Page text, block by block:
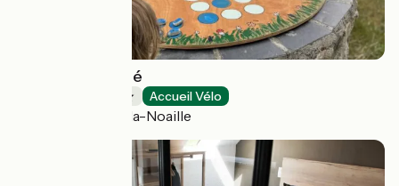
Domaine de Lallé
Accueil Vélo
Champagnac-la-Noaille